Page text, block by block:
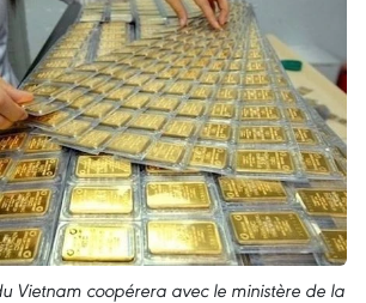
Vietnam coopérera avec le ministère de la